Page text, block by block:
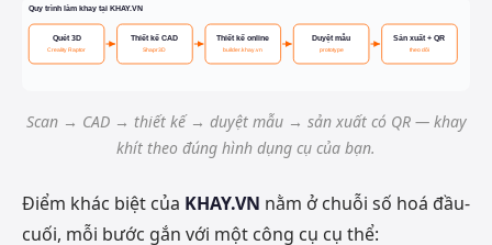
Quy trình làm khay tại KHAY.VN
Quét 3D
Creality Raptor
Thiết kế CAD
Shapr3D
Thiết kế online
builder.khay.vn
Duyệt mẫu
prototype
Sản xuất + QR
theo dõi
Scan → CAD → thiết kế → duyệt mẫu → sản xuất có QR — khay
khít theo đúng hình dụng cụ của bạn.
Điểm khác biệt của KHAY.VN nằm ở chuỗi số hoá đầu-
cuối, mỗi bước gắn với một công cụ cụ thể: